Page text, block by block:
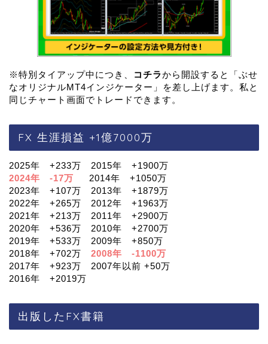
※特別タイアップ中につき、 コチラから開設すると「ぶせ
なオリジナルMT4インジケーター」を差し上げます。私と
同じチャート画面でトレードできます。
FX 生涯損益 +1億7000万
2025年 +233万 2015年 +1900万
2024年 -17万
2014年 +1050万
2023年 +107万 2013年 +1879万
2022年 +265万 2012年 +1963万
2021年 +213万 2011年 +2900万
2020年 +536万 2010年 +2700万
2019年 +533万 2009年 +850万
2018年 +702万 2008年 -1100万
2017年 +923万 2007年以前 +50万
2016年 +2019万
出版したFX書籍